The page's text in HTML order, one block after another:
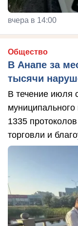
вчера в 14:00
Общество
В Анапе за
тысячи
В течение июля
1335
торговли и